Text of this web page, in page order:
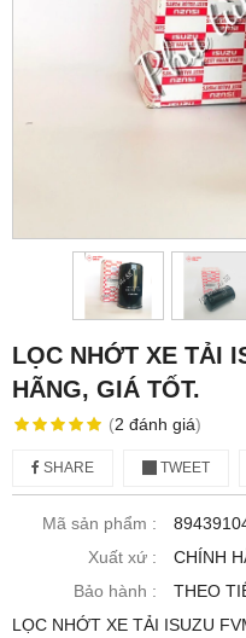
LỌC NHỚT XE TẢI
HÃNG, GIÁ TỐT.
(2 đánh giá)
SHARE TWEET
Mã sản phẩm :
Xuất xứ :
CHÍNH
Bảo hành :
THEO
LỌC NHỚT XE TẢI ISUZU